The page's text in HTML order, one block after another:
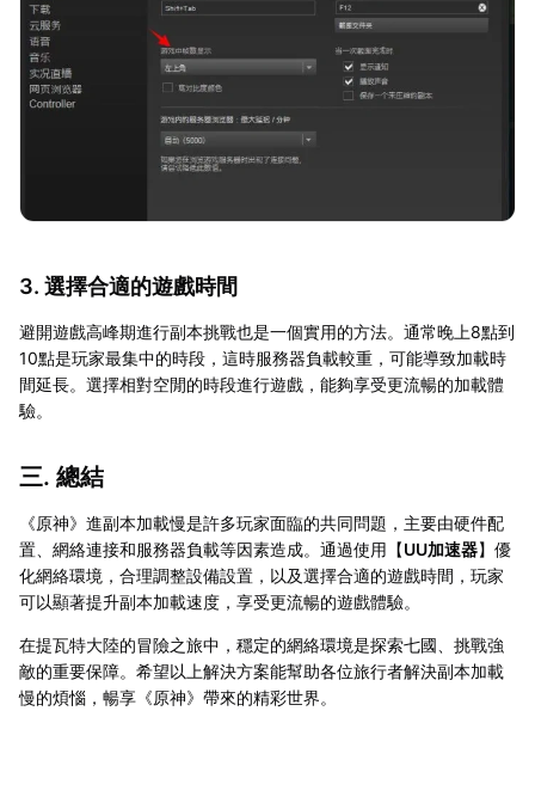
3. 選擇合適的遊戲時間
避開遊戲高峰期進行副本挑戰也是一個實用的方法。通常晚上8點到
10點是玩家最集中的時段，這時服務器負載較重，可能導致加載時
間延長。選擇相對空閒的時段進行遊戲，能夠享受更流暢的加載體
驗。
三. 總結
《原神》進副本加載慢是許多玩家面臨的共同問題，主要由硬件配
置、網絡連接和服務器負載等因素造成。通過使用【UU加速器】優
化網絡環境，合理調整設備設置，以及選擇合適的遊戲時間，玩家
可以顯著提升副本加載速度，享受更流暢的遊戲體驗。
在提瓦特大陸的冒險之旅中，穩定的網絡環境是探索七國、挑戰強
敵的重要保障。希望以上解決方案能幫助各位旅行者解決副本加載
慢的煩惱，暢享《原神》帶來的精彩世界。